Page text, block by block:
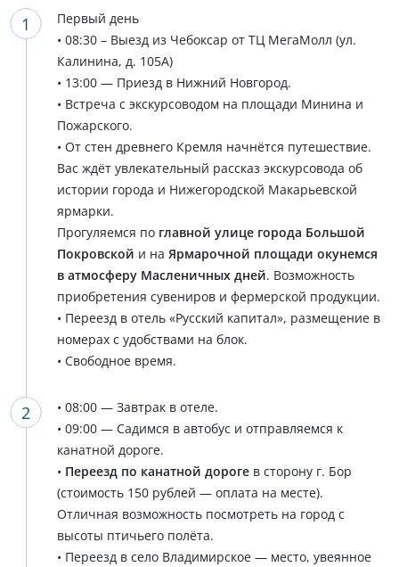
Первый день
• 08:30 – Выезд из Чебоксар от ТЦ МегаМолл (ул.
Калинина, д. 105А)
• 13:00 — Приезд в Нижний Новгород.
• Встреча с экскурсоводом на площади Минина и
Пожарского.
• От стен древнего Кремля начнётся путешествие.
Вас ждёт увлекательный рассказ экскурсовода об
истории города и Нижегородской Макарьевской
ярмарки.
Прогуляемся по главной улице города Большой
Покровской и на Ярмарочной площади окунемся
в атмосферу Масленичных дней. Возможность
приобретения сувениров и фермерской продукции.
• Переезд в отель «Русский капитал», размещение в
номерах с удобствами на блок.
• Свободное время.
• 08:00 — Завтрак в отеле.
• 09:00 — Садимся в автобус и отправляемся к
канатной дороге.
• Переезд по канатной дорогев сторону г. Бор
(стоимость 150 рублей — оплата на месте).
Отличная возможность посмотреть на город с
высоты птичьего полёта.
• Переезд в село Владимирское — место, увеянное